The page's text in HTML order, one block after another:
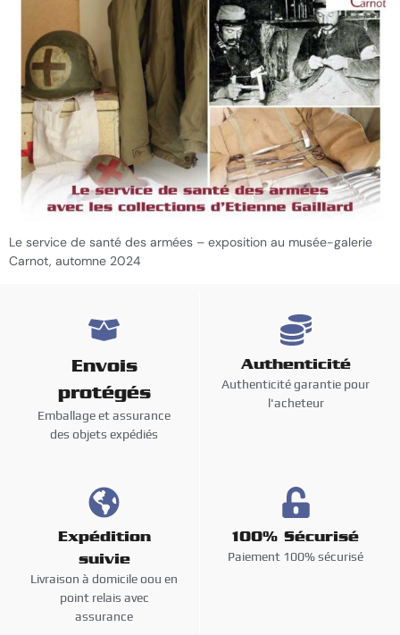
Le service de santé des armées – exposition au musée-galerie
Carnot, automne 2024
Envois
protégés
Emballage et assurance
des objets expédiés
Authenticité
Authenticité garantie pour
l'acheteur
Expédition
suivie
Livraison à domicile oou en
point relais avec
assurance
100% Sécurisé
Paiement 100% sécurisé